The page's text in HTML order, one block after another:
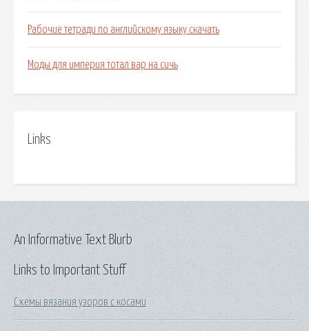
Рабочие тетради по английскому языку скачать
Моды для империя тотал вар на сичь
Links
Links to Important Stuff
Схемы вязания узоров с косами
An Informative Text Blurb